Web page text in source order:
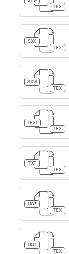
TEX
SXG
TEX
SXW
TEX
TEXT
TEX
TXT
TEX
UOF
TEX
UOT
TEX